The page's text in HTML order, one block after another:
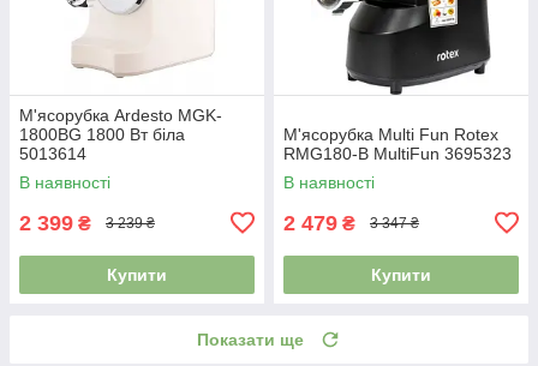
М'ясорубка Ardesto MGK-
1800BG 1800 Вт біла
5013614
В наявності
2 399 ₴ 3 239 ₴
Купити
М'ясорубка Multi Fun Rotex
RMG180-B MultiFun 3695323
В наявності
2 479 ₴ 3 347 ₴
Купити
Показати ще